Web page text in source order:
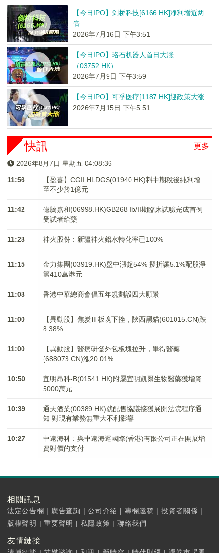
【今日IPO】剑桥科技[6166.HK]净利增近两
倍
2026年7月16日 下午3:51
【今日IPO】珞石机器人首日大涨
（03752.HK）
2026年7月9日 下午3:59
【今日IPO】可孚医疗[1187.HK]迎政策大涨
2026年7月15日 下午5:51
更多
快訊
2026年8月7日 星期五 04:08:37
11:56
【盈喜】CGII HLDGS(01940.HK)料中期稅後純利增
至不少於1億元
11:42
億騰嘉和(06998.HK)GB268 Ib/II期臨床試驗完成首例
受試者給藥
11:28 神火股份：新疆神火鋁水轉化率已100%
11:15
金力集團(03919.HK)盤中漲超54% 擬折讓5.1%配股淨
籌410萬港元
11:08 香港中華總商會倡五年規劃設四大願景
11:00
【異動股】焦炭Ⅲ板塊下挫，陝西黑貓(601015.CN)跌
8.38%
11:00
【異動股】醫療研發外包板塊拉升，畢得醫藥
(688073.CN)漲20.01%
10:50
宜明昂科-B(01541.HK)附屬宜明凱爾生物醫藥獲增資
5000萬元
10:39
通天酒業(00389.HK)就配售協議接獲展開法院程序通
知 對現有業務無重大不利影響
10:27
中遠海科：與中遠海運國際(香港)有限公司正在開展增
資對價的支付
相關訊息
法定公告欄 | 廣告查詢 | 公司介紹 | 專欄邀稿 | 投資者關係 |
版權聲明 | 重要聲明 | 私隱政策 | 聯絡我們
友情鏈接